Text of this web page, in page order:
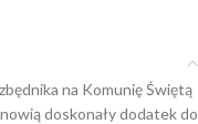
na Komunię Świętą
doskonały dodatek do